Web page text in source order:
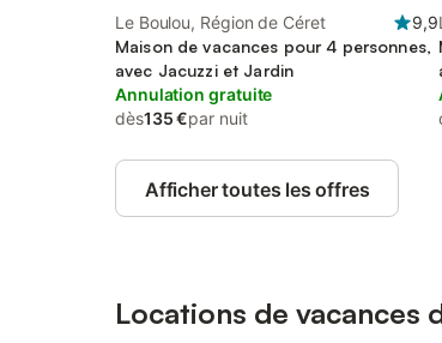
Le Boulou, Région de Céret
9,9
Maison de vacances pour 4 personnes,
avec Jacuzzi et Jardin
Annulation gratuite
dès135 €par nuit
Afficher toutes les offres
Locations de vacances